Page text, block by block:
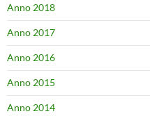
Anno 2018
Anno 2017
Anno 2016
Anno 2015
Anno 2014